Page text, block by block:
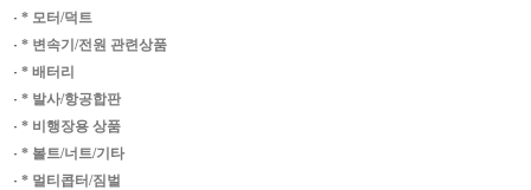
· * 모터/덕트
· * 변속기/전원 관련상품
· * 배터리
· * 발사/항공합판
· * 비행장용 상품
· * 볼트/너트/기타
· * 멀티콥터/짐벌